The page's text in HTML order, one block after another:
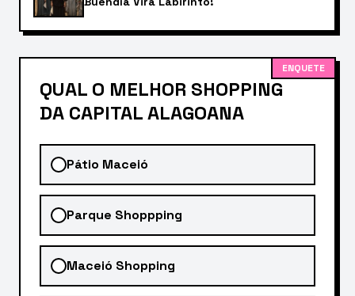
ENQUETE
QUAL O MELHOR SHOPPING
DA CAPITAL ALAGOANA
Pátio Maceió
Parque Shoppping
Maceió Shopping